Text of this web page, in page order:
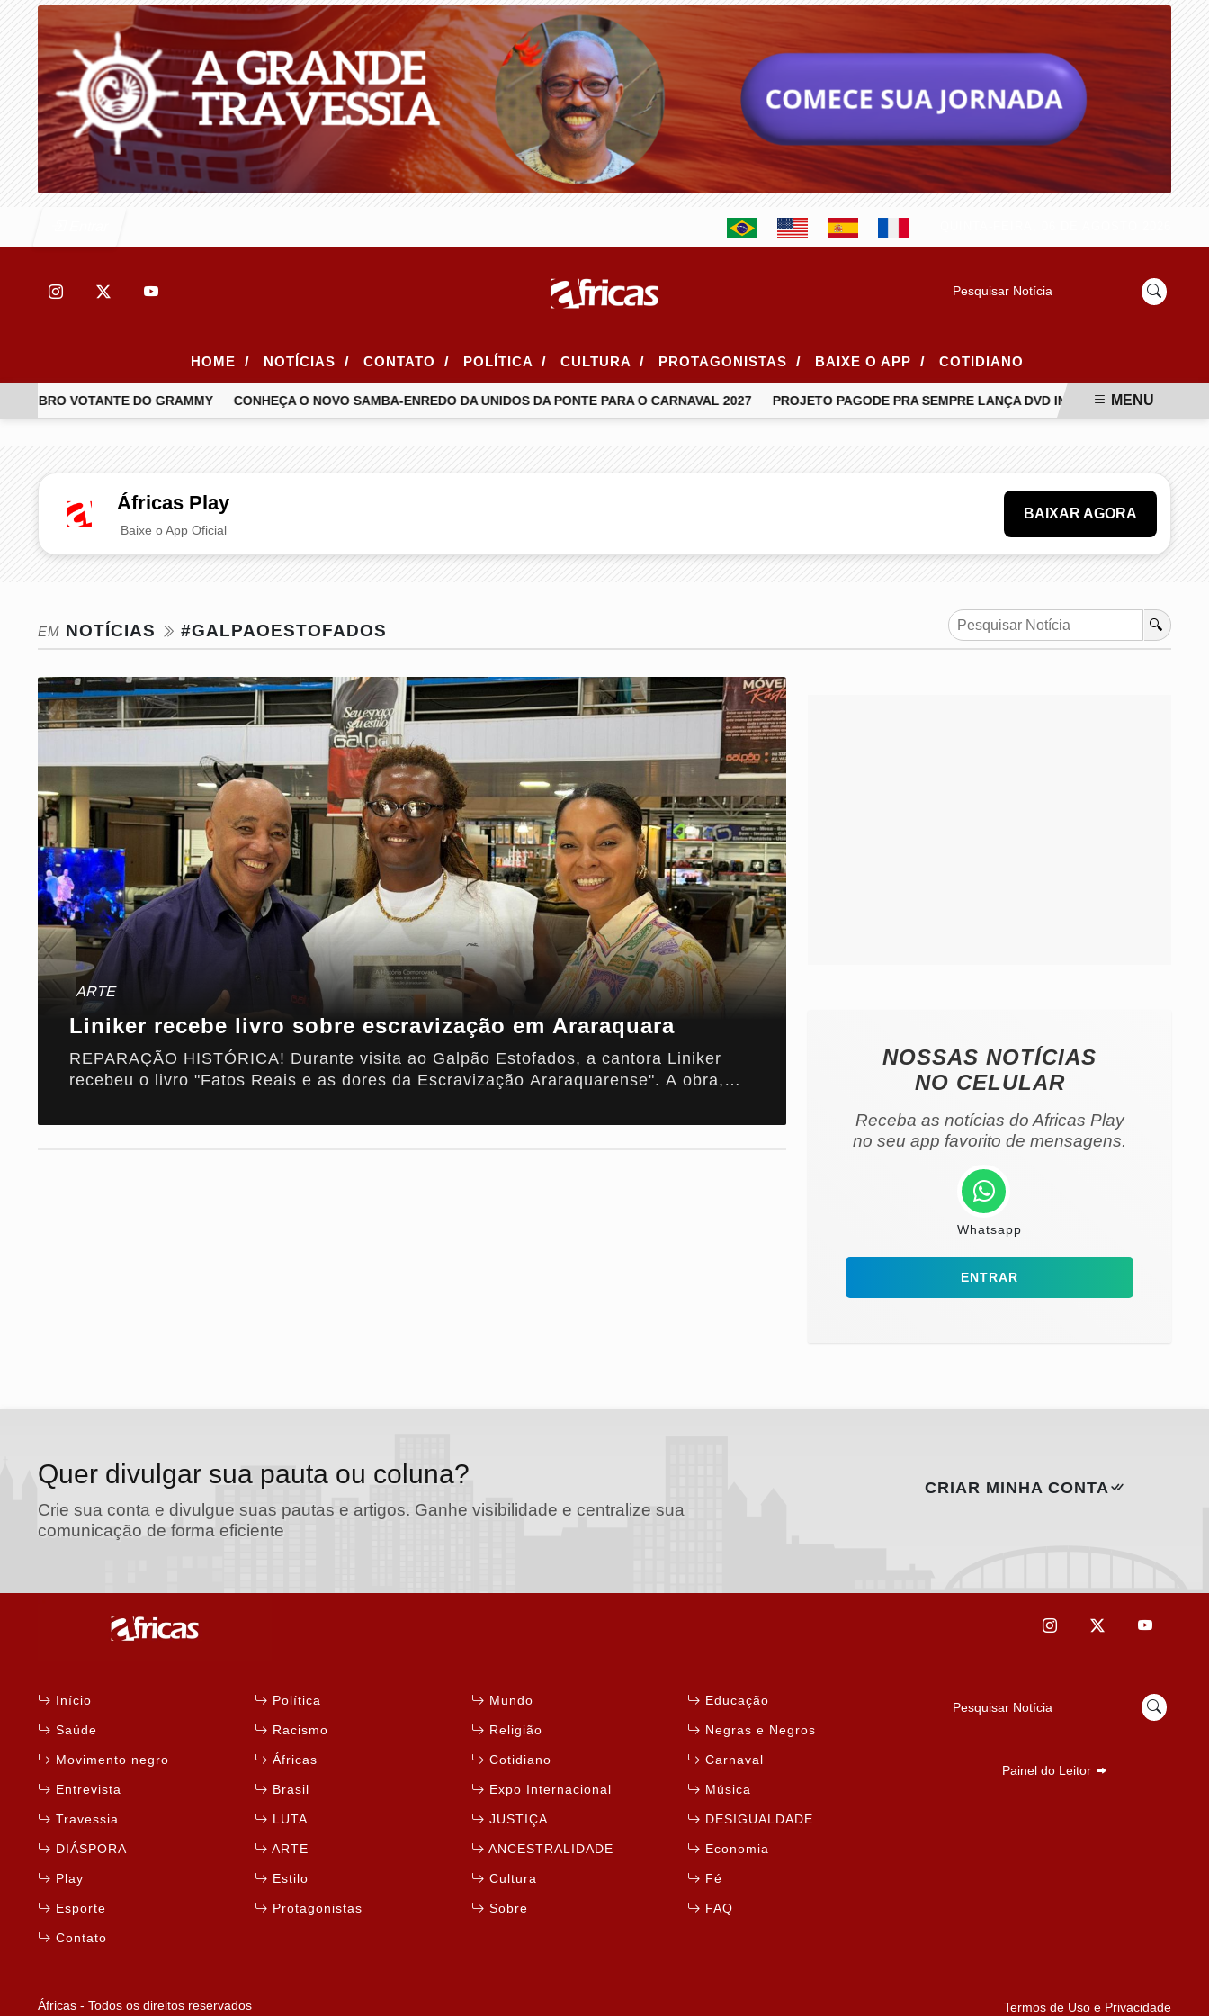
Pesquisar Notícia
HOME / NOTÍCIAS / CONTATO / POLÍTICA / CULTURA / PROTAGONISTAS / BAIXE O APP / COTIDIANO
VOTANTE DO GRAMMY CONHEÇA O NOVO SAMBA-ENREDO DA UNIDOS DA PONTE PARA O CARNAVAL 2027 PROJETO PAGODE PRA SEMPRE LANÇA DVD INÉDITO COM GRANDES
MENU
Áfricas Play
Baixe o App Oficial
BAIXAR AGORA
EM NOTÍCIAS #GALPAOESTOFADOS 🔍
ARTE
Liniker recebe livro sobre escravização em Araraquara
REPARAÇÃO HISTÓRICA! Durante visita ao Galpão Estofados, a cantora Liniker
recebeu o livro "Fatos Reais e as dores da Escravização Araraquarense". A obra,
documentos oficiais sobre a escravização local para promover educação e justiça.
NOSSAS NOTÍCIAS
NO CELULAR
Receba as notícias do Africas Play
no seu app favorito de mensagens.
Whatsapp
ENTRAR
Quer divulgar sua pauta ou coluna?
Crie sua conta e divulgue suas pautas e artigos. Ganhe visibilidade e centralize sua
comunicação de forma eficiente
CRIAR MINHA CONTA
Início Política Mundo Educação
Saúde Racismo Religião Negras e Negros
Movimento negro Áfricas Cotidiano Carnaval
Entrevista Brasil Expo Internacional Música
Travessia LUTA JUSTIÇA DESIGUALDADE
DIÁSPORA ARTE ANCESTRALIDADE Economia
Play Estilo Cultura Fé
Esporte Protagonistas Sobre FAQ
Contato
Pesquisar Notícia
Painel do Leitor
Áfricas - Todos os direitos reservados Termos de Uso e Privacidade